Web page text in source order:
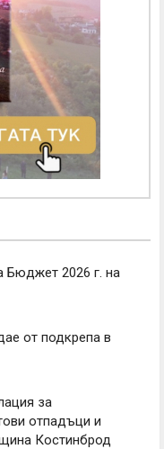
Бюджет 2026 г. на
от подкрепа в
за
отпадъци и
Костинброд